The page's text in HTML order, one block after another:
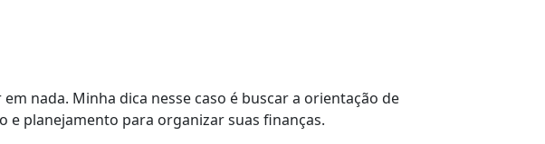
nada. Minha dica nesse caso é buscar a orientação de
e planejamento para organizar suas finanças.